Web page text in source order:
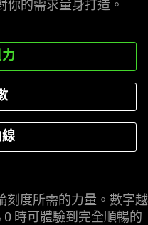
你的需求量身打造 。
線
刻度所需的力量。數字越
時可體驗到完全順暢的